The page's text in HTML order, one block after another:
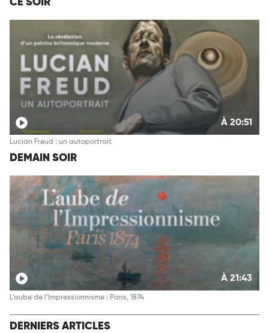
CE SOIR
À 20:51
Lucian Freud : un autoportrait
DEMAIN SOIR
À 21:43
L’aube de l’Impressionnisme : Paris, 1874
DERNIERS ARTICLES